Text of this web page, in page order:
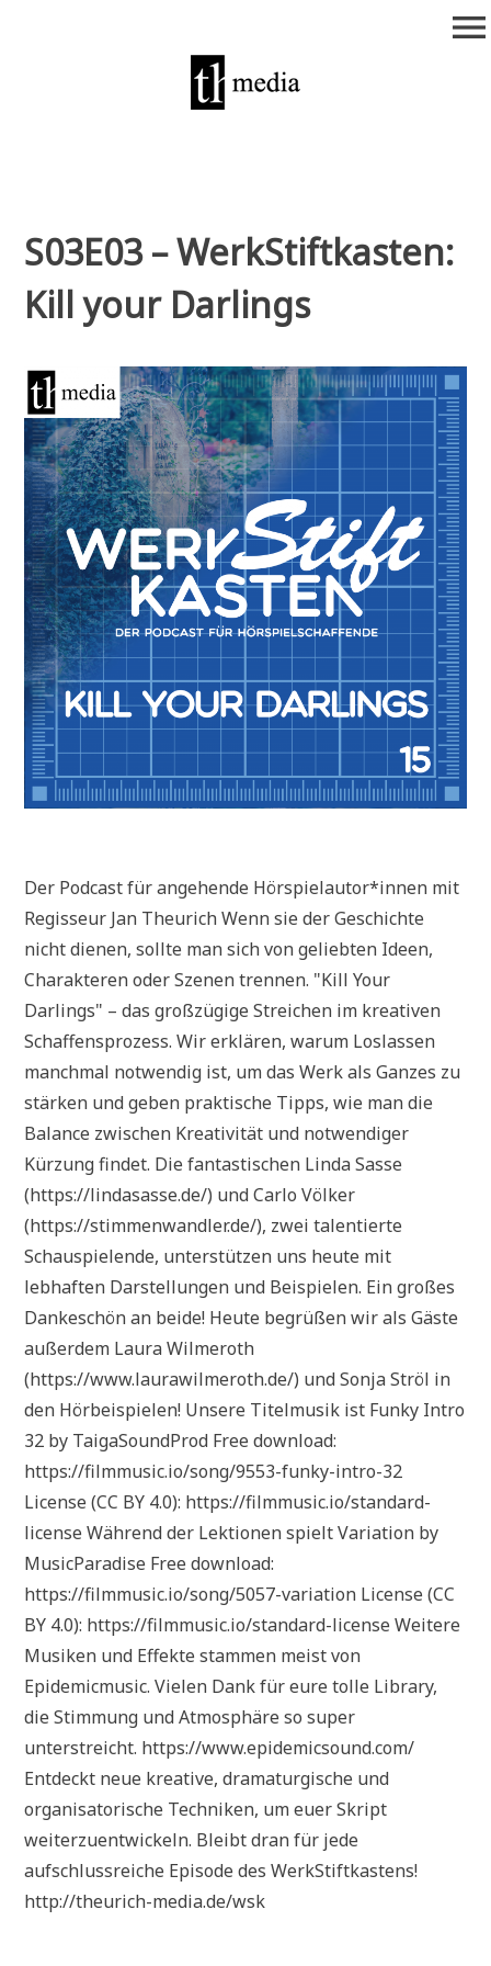
menu
S03E03 – WerkStiftkasten:
Kill your Darlings
Der Podcast für angehende Hörspielautor*innen mit
Regisseur Jan Theurich Wenn sie der Geschichte
nicht dienen, sollte man sich von geliebten Ideen,
Charakteren oder Szenen trennen. "Kill Your
Darlings" – das großzügige Streichen im kreativen
Schaffensprozess. Wir erklären, warum Loslassen
manchmal notwendig ist, um das Werk als Ganzes zu
stärken und geben praktische Tipps, wie man die
Balance zwischen Kreativität und notwendiger
Kürzung findet. Die fantastischen Linda Sasse
(https://lindasasse.de/) und Carlo Völker
(https://stimmenwandler.de/), zwei talentierte
Schauspielende, unterstützen uns heute mit
lebhaften Darstellungen und Beispielen. Ein großes
Dankeschön an beide! Heute begrüßen wir als Gäste
außerdem Laura Wilmeroth
(https://www.laurawilmeroth.de/) und Sonja Ströl in
den Hörbeispielen! Unsere Titelmusik ist Funky Intro
32 by TaigaSoundProd Free download:
https://filmmusic.io/song/9553-funky-intro-32
License (CC BY 4.0): https://filmmusic.io/standard-
license Während der Lektionen spielt Variation by
MusicParadise Free download:
https://filmmusic.io/song/5057-variation License (CC
BY 4.0): https://filmmusic.io/standard-license Weitere
Musiken und Effekte stammen meist von
Epidemicmusic. Vielen Dank für eure tolle Library,
die Stimmung und Atmosphäre so super
unterstreicht. https://www.epidemicsound.com/
Entdeckt neue kreative, dramaturgische und
organisatorische Techniken, um euer Skript
weiterzuentwickeln. Bleibt dran für jede
aufschlussreiche Episode des WerkStiftkastens!
http://theurich-media.de/wsk